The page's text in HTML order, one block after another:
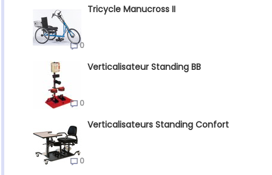
Tricycle Manucross II
0
Verticalisateur Standing BB
0
Verticalisateurs Standing Confort
0